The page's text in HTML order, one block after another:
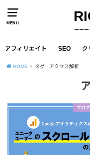
MENU
ーー
アフィリエイト SEO ク
HOME タグ : アクセス解析
ブロ